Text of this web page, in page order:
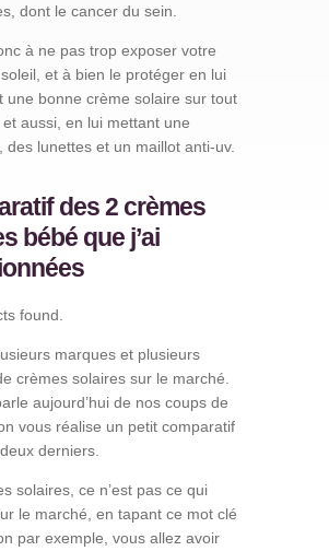
dont le cancer du sein.
à ne pas trop exposer votre
et à bien le protéger en lui
une bonne crème solaire sur tout
aussi, en lui mettant une
des lunettes et un maillot anti-uv.
des 2 crèmes
bébé que j’ai
found.
marques et plusieurs
crèmes solaires sur le marché.
aujourd’hui de nos coups de
vous réalise un petit comparatif
derniers.
solaires, ce n’est pas ce qui
le marché, en tapant ce mot clé
par exemple, vous allez avoir